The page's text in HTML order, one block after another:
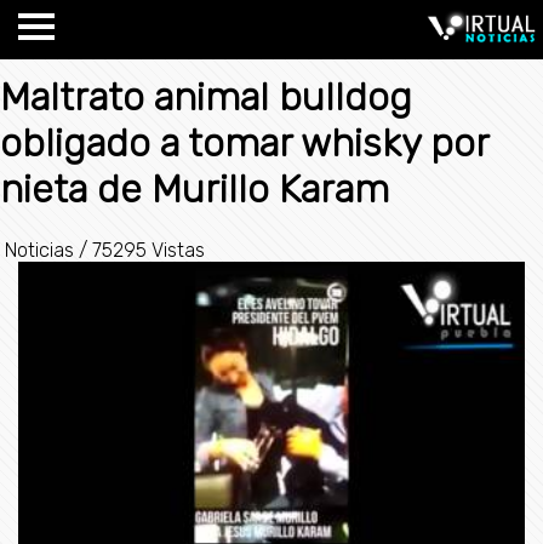
Maltrato animal bulldog
obligado a tomar whisky por
nieta de Murillo Karam
Noticias / 75295 Vistas